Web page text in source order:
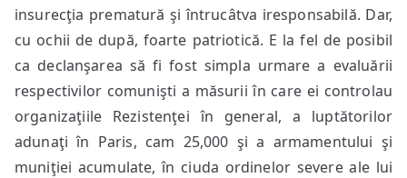
insurecţia prematură şi întrucâtva iresponsabilă. Dar,
cu ochii de după, foarte patriotică. E la fel de posibil
ca declanşarea să fi fost simpla urmare a evaluării
respectivilor comunişti a măsurii în care ei controlau
organizaţiile Rezistenţei în general, a luptătorilor
adunaţi în Paris, cam 25,000 şi a armamentului şi
muniţiei acumulate, în ciuda ordinelor severe ale lui